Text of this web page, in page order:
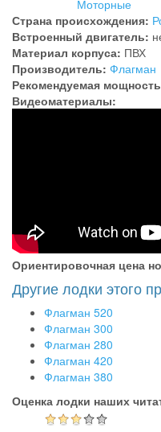
Моторные
Страна происхождения:
Встроенный двигатель:
Материал корпуса: ПВХ
Производитель: Флагман
Рекомендуемая
Видеоматериалы:
Ориентировочная цена
Другие лодки этого
Флагман 520
Флагман 300
Флагман 280
Флагман 420
Флагман 380
Оценка лодки наших